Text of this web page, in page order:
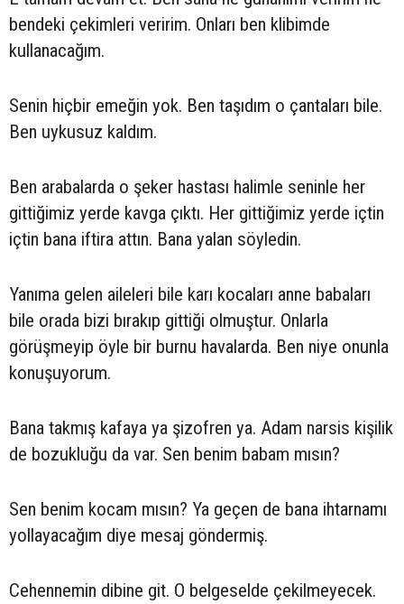
bendeki çekimleri veririm. Onları ben klibimde
kullanacağım.
Senin hiçbir emeğin yok. Ben taşıdım o çantaları bile.
Ben uykusuz kaldım.
Ben arabalarda o şeker hastası halimle seninle her
gittiğimiz yerde kavga çıktı. Her gittiğimiz yerde içtin
içtin bana iftira attın. Bana yalan söyledin.
Yanıma gelen aileleri bile karı kocaları anne babaları
bile orada bizi bırakıp gittiği olmuştur. Onlarla
görüşmeyip öyle bir burnu havalarda. Ben niye onunla
konuşuyorum.
Bana takmış kafaya ya şizofren ya. Adam narsis kişilik
de bozukluğu da var. Sen benim babam mısın?
Sen benim kocam mısın? Ya geçen de bana ihtarnamı
yollayacağım diye mesaj göndermiş.
Cehennemin dibine git. O belgeselde çekilmeyecek.